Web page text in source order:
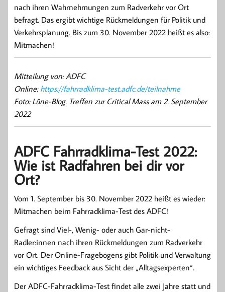
nach ihren Wahrnehmungen zum Radverkehr vor Ort
befragt. Das ergibt wichtige Rückmeldungen für Politik und
Verkehrsplanung. Bis zum 30. November 2022 heißt es also:
Mitmachen!
Mitteilung von: ADFC
Online: https://fahrradklima-test.adfc.de/teilnahme
Foto: Lüne-Blog. Treffen zur Critical Mass am 2. September
2022
ADFC Fahrradklima-Test 2022:
Wie ist Radfahren bei dir vor
Ort?
Vom 1. September bis 30. November 2022 heißt es wieder:
Mitmachen beim Fahrradklima-Test des ADFC!
Gefragt sind Viel-, Wenig- oder auch Gar-nicht-
Radler:innen nach ihren Rückmeldungen zum Radverkehr
vor Ort. Der Online-Fragebogens gibt Politik und Verwaltung
ein wichtiges Feedback aus Sicht der „Alltagsexperten“.
Der ADFC-Fahrradklima-Test findet alle zwei Jahre statt und